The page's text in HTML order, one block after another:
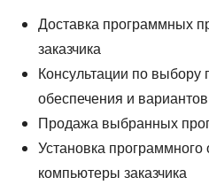
Доставка программных
заказчика
Консультации по выбору
обеспечения и
Продажа выбранных
Установка программного
компьютеры заказчика